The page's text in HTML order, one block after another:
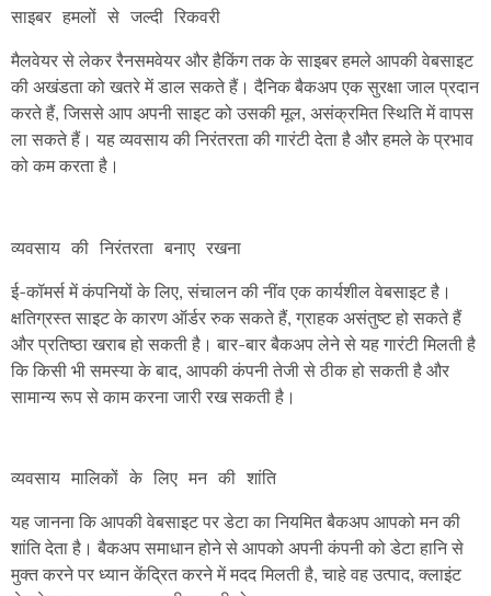
मैलवेयर से लेकर रैनसमवेयर और हैकिंग तक के साइबर हमले आपकी वेबसाइट
की अखंडता को खतरे में डाल सकते हैं। दैनिक बैकअप एक सुरक्षा जाल प्रदान
करते हैं, जिससे आप अपनी साइट को उसकी मूल, असंक्रमित स्थिति में वापस
ला सकते हैं। यह व्यवसाय की निरंतरता की गारंटी देता है और हमले के प्रभाव
को कम करता है।
ई-कॉमर्स में कंपनियों के लिए, संचालन की नींव एक कार्यशील वेबसाइट है।
क्षतिग्रस्त साइट के कारण ऑर्डर रुक सकते हैं, ग्राहक असंतुष्ट हो सकते हैं
और प्रतिष्ठा खराब हो सकती है। बार-बार बैकअप लेने से यह गारंटी मिलती है
कि किसी भी समस्या के बाद, आपकी कंपनी तेजी से ठीक हो सकती है और
सामान्य रूप से काम करना जारी रख सकती है।
यह जानना कि आपकी वेबसाइट पर डेटा का नियमित बैकअप आपको मन की
शांति देता है। बैकअप समाधान होने से आपको अपनी कंपनी को डेटा हानि से
मुक्त करने पर ध्यान केंद्रित करने में मदद मिलती है, चाहे वह उत्पाद, क्लाइंट